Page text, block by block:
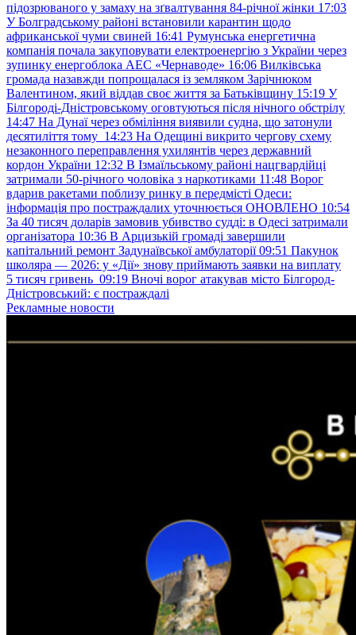
підозрюваного у замаху на зґвалтування 84-річної жінки 17:03
У Болградському районі встановили карантин щодо
африканської чуми свиней 16:41 Румунська енергетична
компанія почала закуповувати електроенергію з України через
зупинку енергоблока АЕС «Чернаводе» 16:06 Вилківська
громада назавжди попрощалася із земляком Зарічнюком
Валентином, який віддав своє життя за Батьківщину 15:19 У
Білгороді-Дністровському оговтуються після нічного обстрілу
14:47 На Дунаї через обміління виявили судна, що затонули
десятиліття тому 14:23 На Одещині викрито чергову схему
незаконного переправлення ухилянтів через державний
кордон України 12:32 В Ізмаїльському районі нацгвардійці
затримали 50-річного чоловіка з наркотиками 11:48 Ворог
вдарив ракетами поблизу ринку в передмісті Одеси:
інформація про постраждалих уточнюється ОНОВЛЕНО 10:54
За 40 тисяч доларів замовив убивство судді: в Одесі затримали
організатора 10:36 В Арцизькій громаді завершили
капітальний ремонт Задунаївської амбулаторії 09:51 Пакунок
школяра — 2026: у «Дії» знову приймають заявки на виплату
5 тисяч гривень 09:19 Вночі ворог атакував місто Білгород-
Дністровський: є постраждалі
Рекламные новости